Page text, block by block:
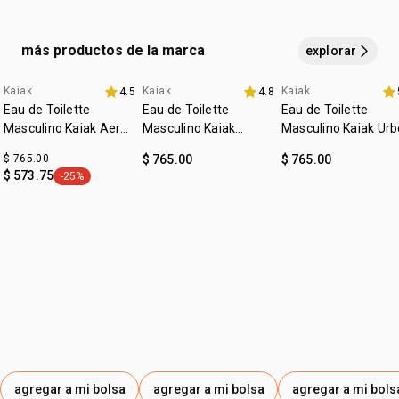
CITRATO DE TRIETILO, CAPRILILGLICOL,
HIDROXIACETOFENONA, EDETATO DISÓDICO, LINALOL,
ACETATO DE TOCOFERILO, HEXIL CINAMAL, BENZOATO
DE BENCILO, HIDROXICITRONELAL, LIMONENO, CUMARINA,
más productos de la marca explorar
Kaiak 4.5
Eau de Toilette
Masculino Kaiak Aero
$ 765.00
$ 573.75 etiqueta -25%
-25%
agregar a mi bolsa
Kaiak 4.8
Eau de Toilette
Masculino Kaiak
$ 765.00
agregar a mi bolsa
Kaiak
Eau de Toilette
Masculino Kaiak
$ 765.00
agregar a mi